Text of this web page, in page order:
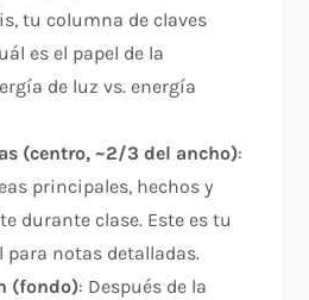
tu columna de claves
es el papel de la
de luz vs. energía
(centro, ~2/3 del ancho):
principales, hechos y
durante clase. Este es tu
notas detalladas.
(fondo): Después de la